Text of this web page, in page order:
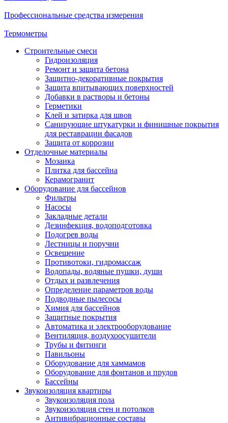
Профессиональные средства измерения
Термометры
Строительные смеси
Гидроизоляция
Ремонт и защита бетона
Защитно-декоративные покрытия
Защита впитывающих поверхностей
Добавки в растворы и бетоны
Герметики
Клей и затирка для швов
Санирующие штукатурки и финишные покрытия
для реставрации фасадов
Защита от коррозии
Отделочные материалы
Мозаика
Плитка для бассейна
Керамогранит
Оборудование для бассейнов
Фильтры
Насосы
Закладные детали
Дезинфекция, водоподготовка
Подогрев воды
Лестницы и поручни
Освещение
Противотоки, гидромассаж
Водопады, водяные пушки, души
Отдых и развлечения
Определение параметров воды
Подводные пылесосы
Химия для бассейнов
Защитные покрытия
Автоматика и электрооборудование
Вентиляция, воздухоосушители
Трубы и фитинги
Павильоны
Оборудование для хаммамов
Оборудование для фонтанов и прудов
Бассейны
Звукоизоляция квартиры
Звукоизоляция пола
Звукоизоляция стен и потолков
Антивибрационные составы